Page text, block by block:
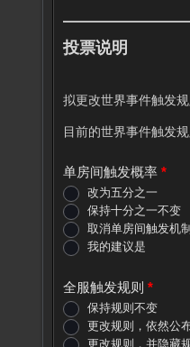
票-
世
事
设
投票说明
拟更改世界事件触发
目前的世界事件触发规
单房间触发概率 *
改为五分之一
保持十分之一不变
取消单房间触发机制
我的建议是
建
议
是
全服触发规则 *
保持规则不变
更改规则，依然公
更改规则，并隐藏